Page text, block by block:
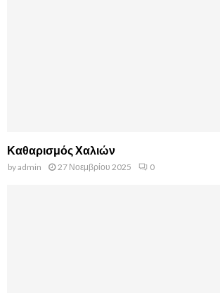
Καθαρισμός Χαλιών
byadmin 27 Νοεμβρίου 2025 0